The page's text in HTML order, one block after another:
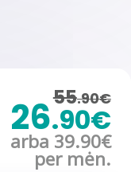
55.90€
26.90€
arba 39.90€
per mėn.